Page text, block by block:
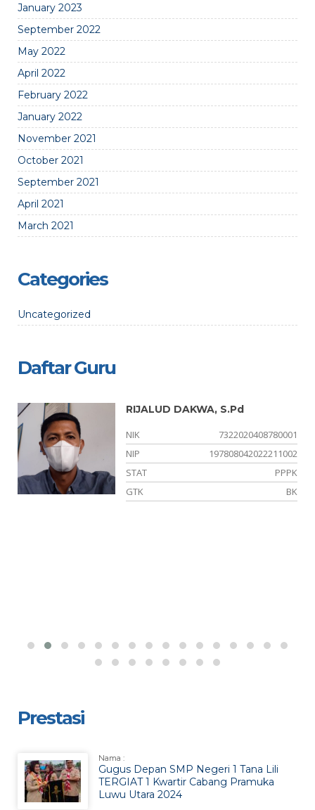
January 2023
September 2022
May 2022
April 2022
February 2022
January 2022
November 2021
October 2021
September 2021
April 2021
March 2021
Categories
Uncategorized
Daftar Guru
RIJALUD DAKWA, S.Pd
NIK
7322020408780001
NIP
197808042022211002
STAT
PPPK
GTK
BK
Prestasi
Nama :
Gugus Depan SMP Negeri 1 Tana Lili
TERGIAT 1 Kwartir Cabang Pramuka
Luwu Utara 2024